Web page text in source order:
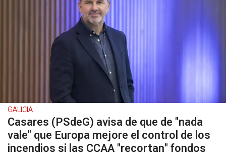
GALICIA
Casares (PSdeG) avisa de que de "nada
vale" que Europa mejore el control de los
incendios si las CCAA "recortan" fondos